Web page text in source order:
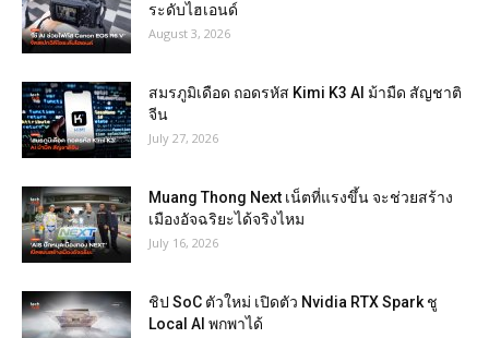
ระดับไฮเอนด์
August 3, 2026
สมรภูมิเดือด ถอดรหัส Kimi K3 AI ม้ามืด สัญชาติ
จีน
July 27, 2026
Muang Thong Next เน็ตที่แรงขึ้น จะช่วยสร้าง
เมืองอัจฉริยะได้จริงไหม
July 16, 2026
ชิป SoC ตัวใหม่ เปิดตัว Nvidia RTX Spark ชู
Local AI พกพาได้